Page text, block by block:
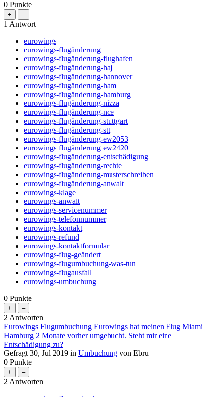
0 Punkte
1 Antwort
eurowings
eurowings-flugänderung
eurowings-flugänderung-flughafen
eurowings-flugänderung-haj
eurowings-flugänderung-hannover
eurowings-flugänderung-ham
eurowings-flugänderung-hamburg
eurowings-flugänderung-nizza
eurowings-flugänderung-nce
eurowings-flugänderung-stuttgart
eurowings-flugänderung-stt
eurowings-flugänderung-ew2053
eurowings-flugänderung-ew2420
eurowings-flugänderung-entschädigung
eurowings-flugänderung-rechte
eurowings-flugänderung-musterschreiben
eurowings-flugänderung-anwalt
eurowings-klage
eurowings-anwalt
eurowings-servicenummer
eurowings-telefonnummer
eurowings-kontakt
eurowings-refund
eurowings-kontaktformular
eurowings-flug-geändert
eurowings-flugumbuchung-was-tun
eurowings-flugausfall
eurowings-umbuchung
0 Punkte
2 Antworten
Eurowings Flugumbuchung Eurowings hat meinen Flug Miami
Hamburg 2 Monate vorher umgebucht. Steht mir eine
Entschädigung zu?
Gefragt 30, Jul 2019 in Umbuchung von Ebru
0 Punkte
2 Antworten